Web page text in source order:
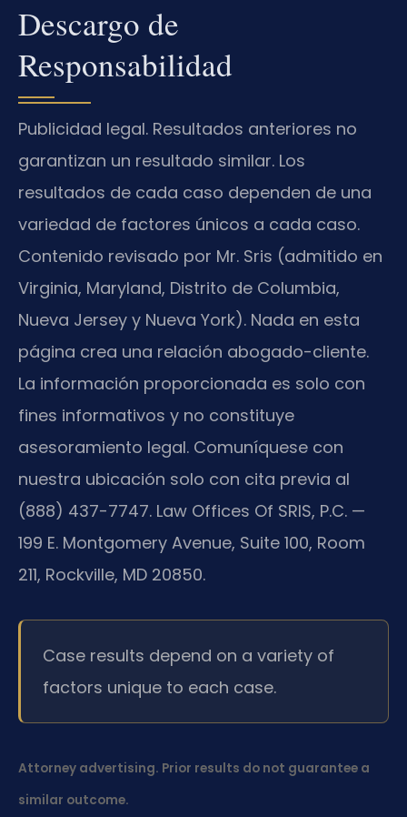
Descargo de
Responsabilidad
Publicidad legal. Resultados anteriores no
garantizan un resultado similar. Los
resultados de cada caso dependen de una
variedad de factores únicos a cada caso.
Contenido revisado por Mr. Sris (admitido en
Virginia, Maryland, Distrito de Columbia,
Nueva Jersey y Nueva York). Nada en esta
página crea una relación abogado-cliente.
La información proporcionada es solo con
fines informativos y no constituye
asesoramiento legal. Comuníquese con
nuestra ubicación solo con cita previa al
(888) 437-7747. Law Offices Of SRIS, P.C. —
199 E. Montgomery Avenue, Suite 100, Room
211, Rockville, MD 20850.
Case results depend on a variety of
factors unique to each case.
Attorney advertising. Prior results do not guarantee a
similar outcome.